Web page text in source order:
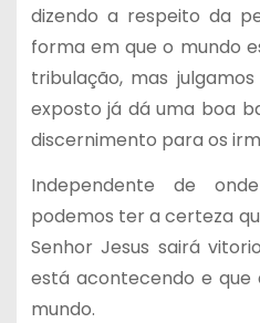
dizendo a respeito da
forma em que o mundo
tribulação, mas
exposto já dá uma boa
discernimento para os
Independente de
podemos ter a certeza
Senhor Jesus sairá
está acontecendo e
mundo.